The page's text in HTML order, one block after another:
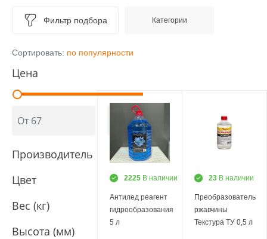
Фильтр подбора Категории
Сортировать: по популярности
Цена
Производитель
Цвет
Вес (кг)
Высота (мм)
2225 В наличии
Антилед реагент
гидрообразования
5 л
23 В наличии
Преобразователь
ржавчины
Текстура ТУ 0,5 л